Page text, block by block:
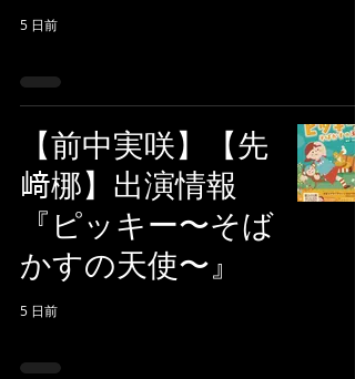
5 日前
【前中実咲】【先
﨑梛】出演情報
『ピッキー〜そば
かすの天使〜』
5 日前